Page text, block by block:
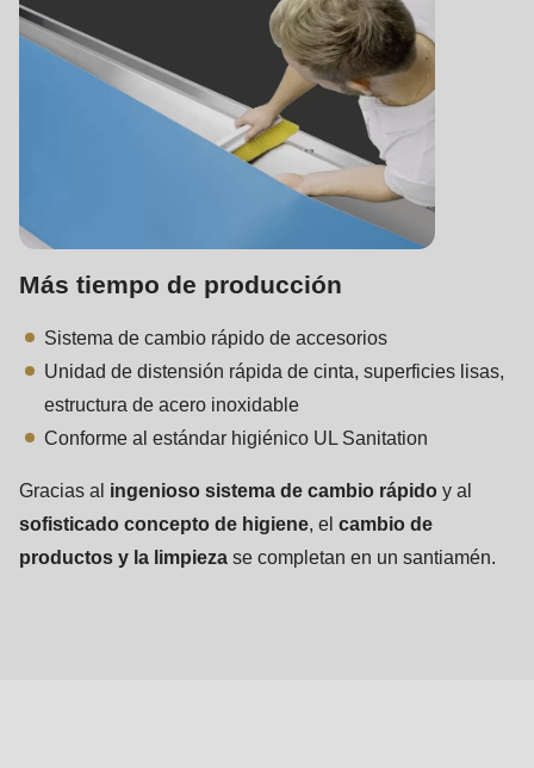
Más tiempo de producción
Sistema de cambio rápido de accesorios
Unidad de distensión rápida de cinta, superficies lisas,
estructura de acero inoxidable
Conforme al estándar higiénico UL Sanitation
Gracias al ingenioso sistema de cambio rápido y al
sofisticado concepto de higiene, el cambio de
productos y la limpieza se completan en un santiamén.